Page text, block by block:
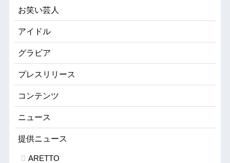
お笑い芸人
アイドル
グラビア
プレスリリース
コンテンツ
ニュース
提供ニュース
ARETTO